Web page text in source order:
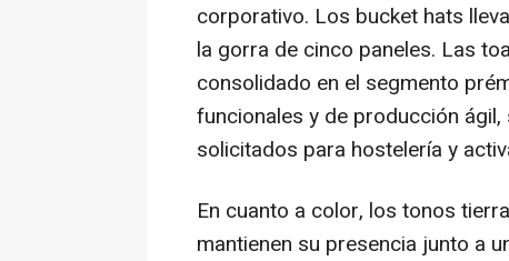
corporativo. Los bucket hats
la gorra de cinco paneles. Las
consolidado en el segmento
funcionales y de producción
solicitados para hostelería y
En cuanto a color, los tonos
mantienen su presencia junto a